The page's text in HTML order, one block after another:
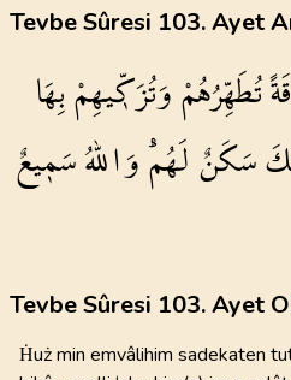
Tevbe Sûresi 103. Ayet
تُطَهِّرُهُمْوَتُزَكّ۪يهِمْبِهَا
سَكَنٌلَهُمْۜوَاللّٰهُسَم۪يعٌ
Tevbe Sûresi 103. Ayet
Ḣuż min emvâlihim sadekaten